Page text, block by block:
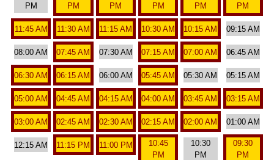
PM
PM
PM
PM
PM
PM
11:45 AM 11:30 AM 11:15 AM 10:30 AM 10:15 AM 09:15 AM
08:00 AM 07:45 AM 07:30 AM 07:15 AM 07:00 AM 06:45 AM
06:30 AM 06:15 AM 06:00 AM 05:45 AM 05:30 AM 05:15 AM
05:00 AM 04:45 AM 04:15 AM 04:00 AM 03:45 AM 03:15 AM
03:00 AM 02:45 AM 02:30 AM 02:15 AM 02:00 AM 01:00 AM
12:15 AM 11:15 PM 11:00 PM
10:45
PM
10:30
PM
09:30
PM